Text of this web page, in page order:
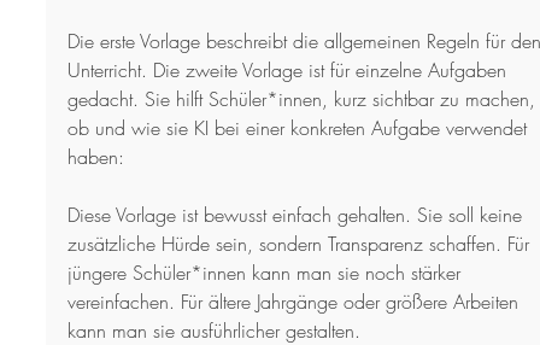
Die erste Vorlage beschreibt die allgemeinen Regeln für
Unterricht. Die zweite Vorlage ist für einzelne Aufgaben
gedacht. Sie hilft Schüler*innen, kurz sichtbar zu machen,
ob und wie sie KI bei einer konkreten Aufgabe verwendet
haben:
Diese Vorlage ist bewusst einfach gehalten. Sie soll keine
zusätzliche Hürde sein, sondern Transparenz schaffen. Für
jüngere Schüler*innen kann man sie noch stärker
vereinfachen. Für ältere Jahrgänge oder größere Arbeiten
kann man sie ausführlicher gestalten.